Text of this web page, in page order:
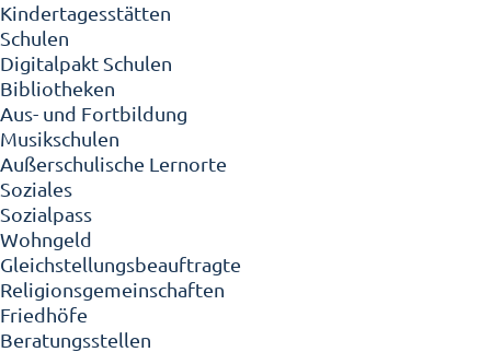
Kindertagesstätten
Schulen
Digitalpakt Schulen
Bibliotheken
Aus- und Fortbildung
Musikschulen
Außerschulische Lernorte
Soziales
Sozialpass
Wohngeld
Gleichstellungsbeauftragte
Religionsgemeinschaften
Friedhöfe
Beratungsstellen